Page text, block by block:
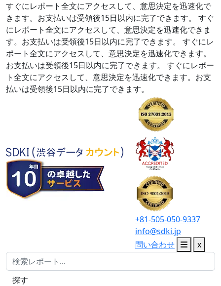
すぐにレポート全文にアクセスして、意思決定を迅速化で
きます。お支払いは受領後15日以内に完了できます。
すぐ
にレポート全文にアクセスして、意思決定を迅速化できま
す。お支払いは受領後15日以内に完了できます。
すぐにレ
ポート全文にアクセスして、意思決定を迅速化できます。
お支払いは受領後15日以内に完了できます。
すぐにレポー
ト全文にアクセスして、意思決定を迅速化できます。お支
払いは受領後15日以内に完了できます。
+81-505-050-9337
info@sdki.jp
問い合わせ
x
探す